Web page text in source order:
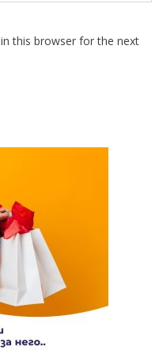
this browser for the next